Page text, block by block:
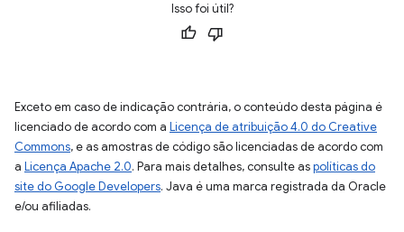
Isso foi útil?
Exceto em caso de indicação contrária, o conteúdo desta página é
licenciado de acordo com a Licença de atribuição 4.0 do Creative
Commons, e as amostras de código são licenciadas de acordo com
a Licença Apache 2.0. Para mais detalhes, consulte aspolíticas do
site do Google Developers. Java é uma marca registrada da Oracle
e/ou afiliadas.